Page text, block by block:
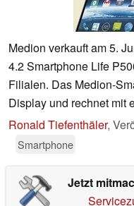
Medion verkauft am 5.
4.2 Smartphone Life
Filialen. Das Medion-
Display und rechnet mit
Ronald Tiefenthäler,
Smartphone
Jetzt